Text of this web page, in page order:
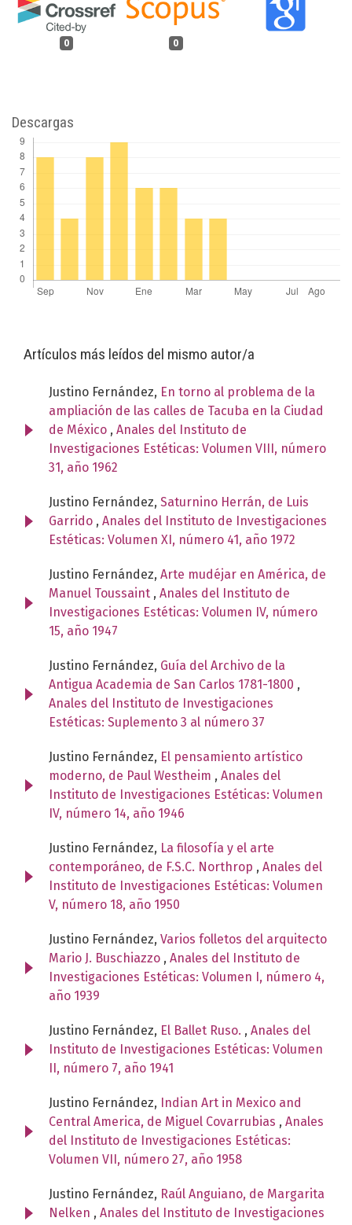
0 0
Descargas
Artículos más leídos del mismo autor/a
Justino Fernández, En torno al problema de la
ampliación de las calles de Tacuba en la Ciudad
de México , Anales del Instituto de
Investigaciones Estéticas: Volumen VIII, número
31, año 1962
Justino Fernández, Saturnino Herrán, de Luis
Garrido , Anales del Instituto de Investigaciones
Estéticas: Volumen XI, número 41, año 1972
Justino Fernández, Arte mudéjar en América, de
Manuel Toussaint , Anales del Instituto de
Investigaciones Estéticas: Volumen IV, número
15, año 1947
Justino Fernández, Guía del Archivo de la
Antigua Academia de San Carlos 1781-1800 ,
Anales del Instituto de Investigaciones
Estéticas: Suplemento 3 al número 37
Justino Fernández, El pensamiento artístico
moderno, de Paul Westheim , Anales del
Instituto de Investigaciones Estéticas: Volumen
IV, número 14, año 1946
Justino Fernández, La filosofía y el arte
contemporáneo, de F.S.C. Northrop , Anales del
Instituto de Investigaciones Estéticas: Volumen
V, número 18, año 1950
Justino Fernández, Varios folletos del arquitecto
Mario J. Buschiazzo , Anales del Instituto de
Investigaciones Estéticas: Volumen I, número 4,
año 1939
Justino Fernández, El Ballet Ruso. , Anales del
Instituto de Investigaciones Estéticas: Volumen
II, número 7, año 1941
Justino Fernández, Indian Art in Mexico and
Central America, de Miguel Covarrubias , Anales
del Instituto de Investigaciones Estéticas:
Volumen VII, número 27, año 1958
Justino Fernández, Raúl Anguiano, de Margarita
Nelken , Anales del Instituto de Investigaciones